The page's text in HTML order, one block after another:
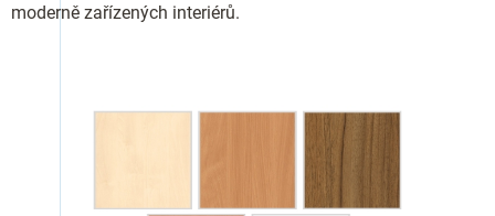
moderně zařízených interiérů.